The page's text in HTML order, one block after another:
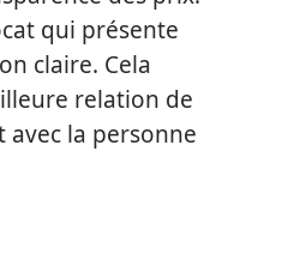
qui présente
claire. Cela
relation de
avec la personne